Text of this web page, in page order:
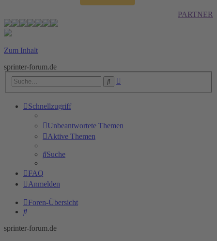
PARTNER
Zum Inhalt
sprinter-forum.de
Suche
Schnellzugriff
Unbeantwortete Themen
Aktive Themen
Suche
FAQ
Anmelden
Foren-Übersicht
Suche
sprinter-forum.de